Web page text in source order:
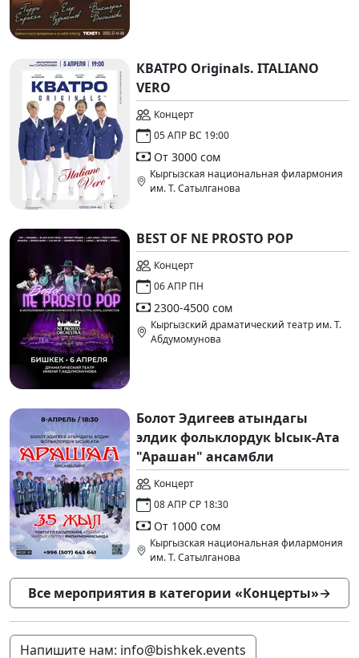
КВАТРО Originals. ITALIANO
VERO
Концерт
05 АПР ВС 19:00
От 3000 сом
Кыргызская национальная филармония
им. Т. Сатылганова
BEST OF NE PROSTO POP
Концерт
06 АПР ПН
2300-4500 сом
Кыргызский драматический театр им. Т.
Абдумомунова
Болот Эдигеев атындагы
элдик фольклордук Ысык-Ата
"Арашан" ансамбли
Концерт
08 АПР СР 18:30
От 1000 сом
Кыргызская национальная филармония
им. Т. Сатылганова
Все мероприятия в категории «Концерты»→
Напишите нам: info@bishkek.events